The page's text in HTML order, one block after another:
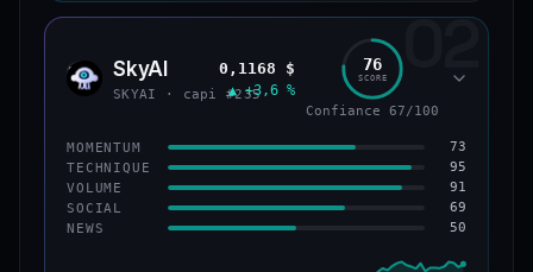
CAP. MARCHÉ VOLUME 24 H
VAR. 7 J VAR. 30 J
+10,2 %
VS ATH
−46,4 %
CONFIANCE 56/100
02
SKYA SkyAI
SKYAI · capi #235
0,1168 $
▲ +3,6 %
76
SCORE
Confiance 67/100
MOMENTUM 73
TECHNIQUE 95
VOLUME 91
SOCIAL 69
NEWS 50